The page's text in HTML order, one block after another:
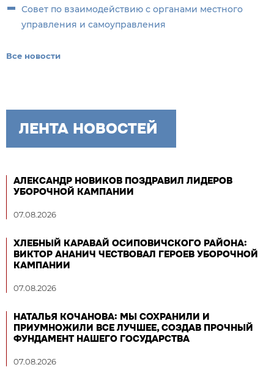
Совет по взаимодействию с органами местного
управления и самоуправления
Все новости
ЛЕНТА НОВОСТЕЙ
АЛЕКСАНДР НОВИКОВ ПОЗДРАВИЛ ЛИДЕРОВ
УБОРОЧНОЙ КАМПАНИИ
07.08.2026
ХЛЕБНЫЙ КАРАВАЙ ОСИПОВИЧСКОГО РАЙОНА:
ВИКТОР АНАНИЧ ЧЕСТВОВАЛ ГЕРОЕВ УБОРОЧНОЙ
КАМПАНИИ
07.08.2026
НАТАЛЬЯ КОЧАНОВА: МЫ СОХРАНИЛИ И
ПРИУМНОЖИЛИ ВСЕ ЛУЧШЕЕ, СОЗДАВ ПРОЧНЫЙ
ФУНДАМЕНТ НАШЕГО ГОСУДАРСТВА
07.08.2026